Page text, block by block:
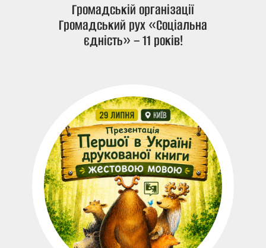
Громадській організації
Громадський рух «Соціальна
єдність» – 11 років!